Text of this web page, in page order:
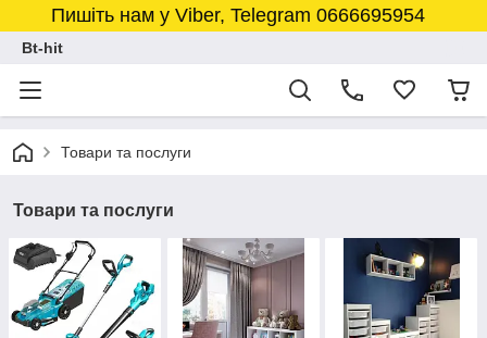
Пишіть нам у Viber, Telegram 0666695954
Bt-hit
Товари та послуги
Товари та послуги